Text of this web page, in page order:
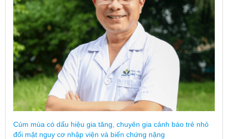
Cúm mùa có dấu hiệu gia tăng, chuyên gia cảnh báo trẻ nhỏ
đối mặt nguy cơ nhập viện và biến chứng nặng